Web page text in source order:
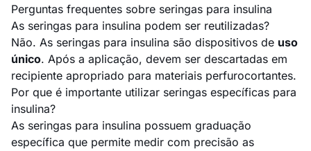
Perguntas frequentes sobre seringas para insulina
As seringas para insulina podem ser reutilizadas?
Não. As seringas para insulina são dispositivos de uso
único. Após a aplicação, devem ser descartadas em
recipiente apropriado para materiais perfurocortantes.
Por que é importante utilizar seringas específicas para
insulina?
As seringas para insulina possuem graduação
específica que permite medir com precisão as